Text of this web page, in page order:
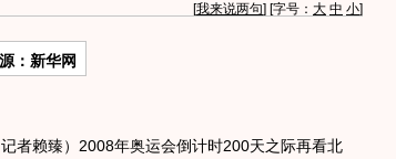
[我来说两句] [字号： 大 中 小]
：新华网
赖臻）2008年奥运会倒计时200天之际再看北